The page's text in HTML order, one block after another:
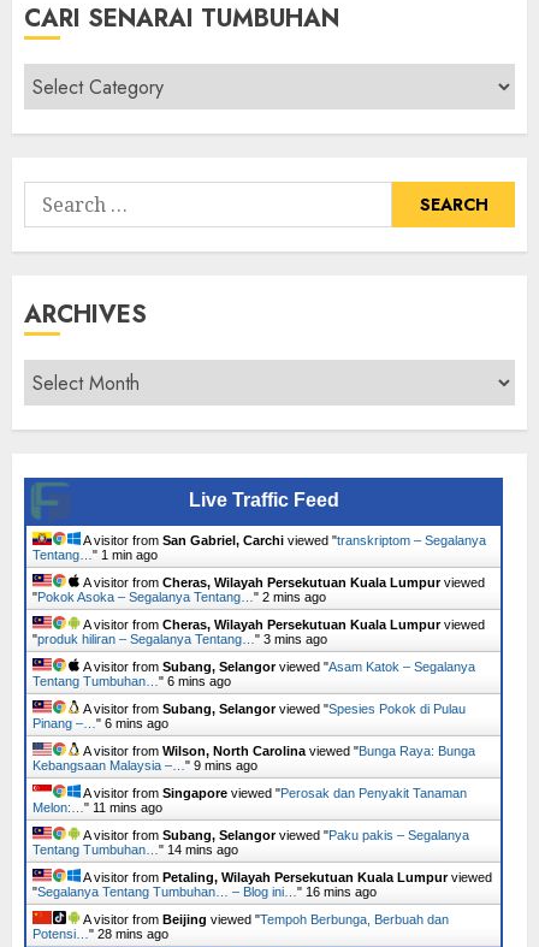
CARI SENARAI TUMBUHAN
Cari
Senarai
Tumbuhan
Search
for:
ARCHIVES
Archives
Live Traffic Feed
A visitor from San Gabriel, Carchi viewed "transkriptom – Segalanya
Tentang…" 1 min ago
A visitor from Cheras, Wilayah Persekutuan Kuala Lumpurviewed
"Pokok Asoka – Segalanya Tentang…" 2 mins ago
A visitor from Cheras, Wilayah Persekutuan Kuala Lumpurviewed
"produk hiliran – Segalanya Tentang…" 3 mins ago
A visitor from Subang, Selangorviewed "Asam Katok – Segalanya
Tentang Tumbuhan…" 6 mins ago
A visitor from Subang, Selangorviewed "Spesies Pokok di Pulau
Pinang –…" 6 mins ago
A visitor from Wilson, North Carolinaviewed "Bunga Raya: Bunga
Kebangsaan Malaysia –…" 9 mins ago
A visitor from Singapore viewed "Perosak dan Penyakit Tanaman
Melon:…" 11 mins ago
A visitor from Subang, Selangorviewed "Paku pakis – Segalanya
Tentang Tumbuhan…" 14 mins ago
A visitor from Petaling, Wilayah Persekutuan Kuala Lumpurviewed
"Segalanya Tentang Tumbuhan… – Blog ini…" 16 mins ago
A visitor from Beijing viewed "Tempoh Berbunga, Berbuah dan
Potensi…" 28 mins ago